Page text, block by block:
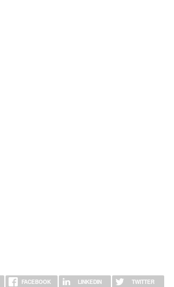
FACEBOOK LINKEDIN TWITTER